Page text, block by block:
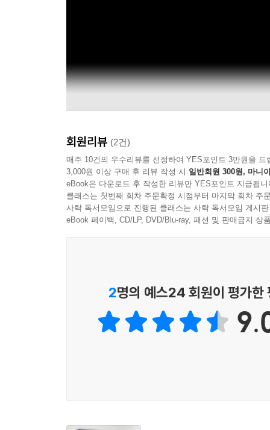
회원리뷰 (2건)
매주 10건의 우수리뷰를 선정하여 YES포인트 3만원을 드
3,000원 이상 구매 후 리뷰 작성 시 일반회원 300원, 마니
eBook은 다운로드 후 작성한 리뷰만 YES포인트 지급됩니
클래스는 첫번째 회차 주문확정 시점부터 마지막 회차 주
사락 독서모임으로 진행된 클래스는 사락 독서모임 게시
eBook 페이백, CD/LP, DVD/Blu-ray, 패션 및 판매금지 상
2명의 예스24 회원이 평가한